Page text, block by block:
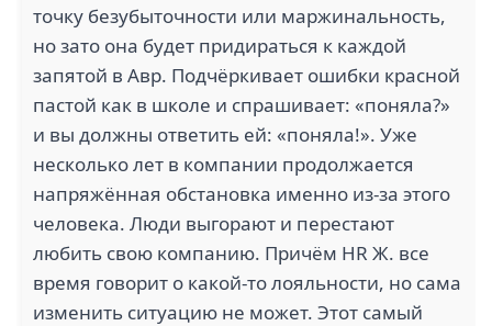
ТОО ФОРМУЛА 1 (3) VIP EVENTS (3)
1.7
ТИЕНС (2) ОЗОН (2)
точку безубыточности или маржинальность,
но зато она будет придираться к каждой
запятой в Авр. Подчёркивает ошибки красной
пастой как в школе и спрашивает: «поняла?»
и вы должны ответить ей: «поняла!». Уже
несколько лет в компании продолжается
напряжённая обстановка именно из-за этого
человека. Люди выгорают и перестают
любить свою компанию. Причём HR Ж. все
время говорит о какой-то лояльности, но сама
изменить ситуацию не может. Этот самый